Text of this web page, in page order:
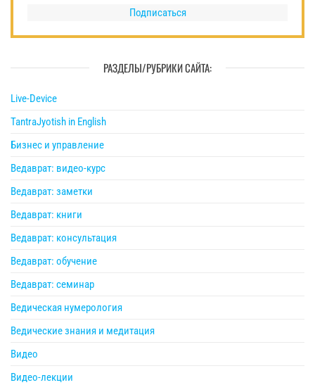
Подписаться
РАЗДЕЛЫ/РУБРИКИ САЙТА:
Live-Device
TantraJyotish in English
Бизнес и управление
Ведаврат: видео-курс
Ведаврат: заметки
Ведаврат: книги
Ведаврат: консультация
Ведаврат: обучение
Ведаврат: семинар
Ведическая нумерология
Ведические знания и медитация
Видео
Видео-лекции